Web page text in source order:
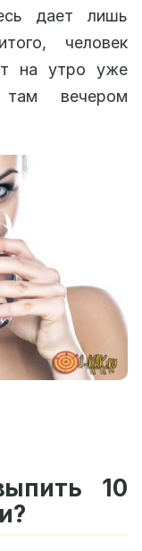
дает лишь
человек
на утро уже
вечером
10